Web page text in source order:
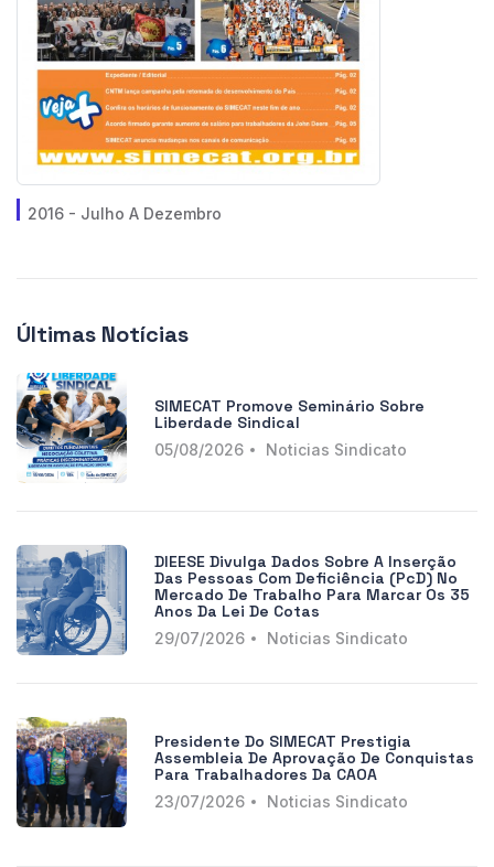
2016 - Julho A Dezembro
Últimas Notícias
SIMECAT Promove Seminário Sobre
Liberdade Sindical
05/08/2026 Noticias Sindicato
DIEESE Divulga Dados Sobre A Inserção
Das Pessoas Com Deficiência (PcD) No
Mercado De Trabalho Para Marcar Os 35
Anos Da Lei De Cotas
29/07/2026 Noticias Sindicato
Presidente Do SIMECAT Prestigia
Assembleia De Aprovação De Conquistas
Para Trabalhadores Da CAOA
23/07/2026 Noticias Sindicato